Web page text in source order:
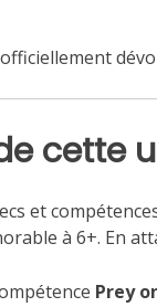
cette
et
à 6+. En
Prey